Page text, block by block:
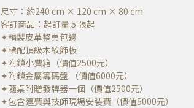
尺寸：約240 cm × 120 cm × 80 cm
客訂商品：起訂量 5 張起
✦精製皮革整桌包邊
✦標配頂級木紋飾板
✦附鎖小費箱（價值2500元）
✦附鎖金屬籌碼盤 （價值6000元）
✦隨桌附贈發牌器一個（價值2500元）
✦包含運費與技師現場安裝費（價值5000元）